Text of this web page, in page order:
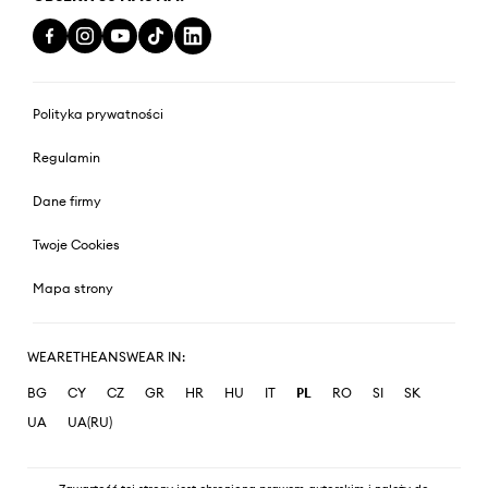
Polityka prywatności
Regulamin
Dane firmy
Twoje Cookies
Mapa strony
WEARETHEANSWEAR IN:
BG CY CZ GR HR HU IT PL RO SI
SK
UA
UA(RU)